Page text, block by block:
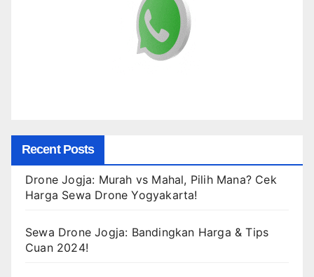
Recent Posts
Drone Jogja: Murah vs Mahal, Pilih Mana? Cek
Harga Sewa Drone Yogyakarta!
Sewa Drone Jogja: Bandingkan Harga & Tips
Cuan 2024!